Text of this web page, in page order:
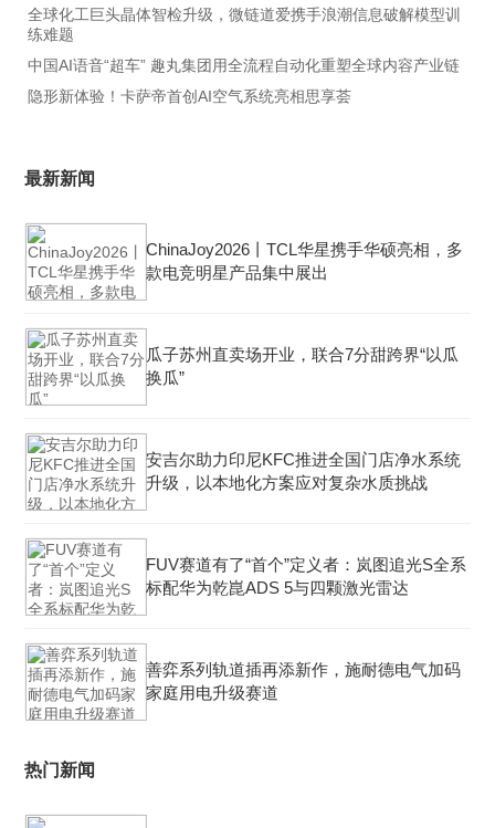
全球化工巨头晶体智检升级，微链道爱携手浪潮信息破解模型训
练难题
中国AI语音“超车” 趣丸集团用全流程自动化重塑全球内容产业链
隐形新体验！卡萨帝首创AI空气系统亮相思享荟
最新新闻
ChinaJoy2026丨TCL华星携手华硕亮相，多
款电竞明星产品集中展出
瓜子苏州直卖场开业，联合7分甜跨界“以瓜
换瓜”
安吉尔助力印尼KFC推进全国门店净水系统
升级，以本地化方案应对复杂水质挑战
FUV赛道有了“首个”定义者：岚图追光S全系
标配华为乾崑ADS 5与四颗激光雷达
善弈系列轨道插再添新作，施耐德电气加码
家庭用电升级赛道
热门新闻